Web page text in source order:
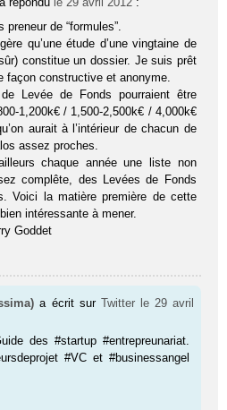
de “formules”.
qu’une étude d’une vingtaine de
constitue un dossier. Je suis prêt
façon constructive et anonyme.
Levée de Fonds pourraient être
1,200k€ / 1,500-2,500k€ / 4,000k€
aurait à l’intérieur de chacun de
assez proches.
chaque année une liste non
complête, des Levées de Fonds
Voici la matière première de cette
intéressante à mener.
Goddet
a écrit sur Twitter
le 29 avril
des #star­tup #entrepreunariat.
#VC et #businessangel